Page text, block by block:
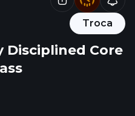
Troca
Disciplined Core